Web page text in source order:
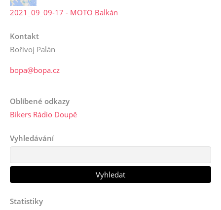
2021_09_09-17 - MOTO Balkán
Kontakt
Bořivoj Palán
bopa@bopa.cz
Oblíbené odkazy
Bikers Rádio Doupě
Vyhledávání
Statistiky